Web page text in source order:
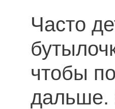
Часто
чтобы
дальше.